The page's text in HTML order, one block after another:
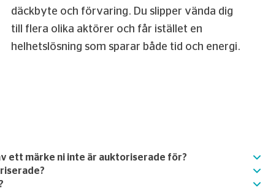
däckbyte och förvaring. Du slipper vända dig
till flera olika aktörer och får istället en
helhetslösning som sparar både tid och energi.
ett märke ni inte är auktoriserade för?